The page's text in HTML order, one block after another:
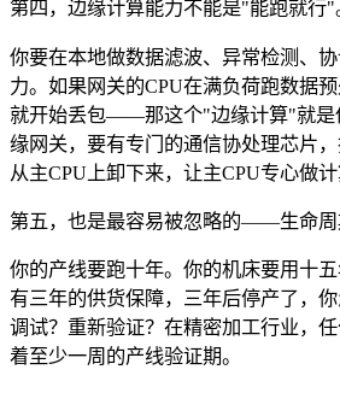
第四，边缘计算能力不能是"能跑就行"
你要在本地做数据滤波、异常检测、
力。如果网关的CPU在满负荷跑数据
就开始丢包——那这个"边缘计算"就是
缘网关，要有专门的通信协处理芯片
从主CPU上卸下来，让主CPU专心做计
第五，也是最容易被忽略的——生命周
你的产线要跑十年。你的机床要用十
有三年的供货保障，三年后停产了，
调试？重新验证？在精密加工行业，
着至少一周的产线验证期。